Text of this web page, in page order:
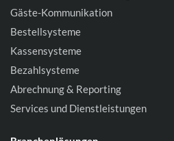
Gäste-Kommunikation
Bestellsysteme
Kassensysteme
Bezahlsysteme
Abrechnung & Reporting
Services und Dienstleistungen